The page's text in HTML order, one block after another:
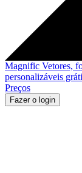
Magnific Vetores,
personalizáveis
Preços
Fazer o login